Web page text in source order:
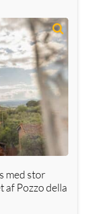
med stor
af Pozzo della